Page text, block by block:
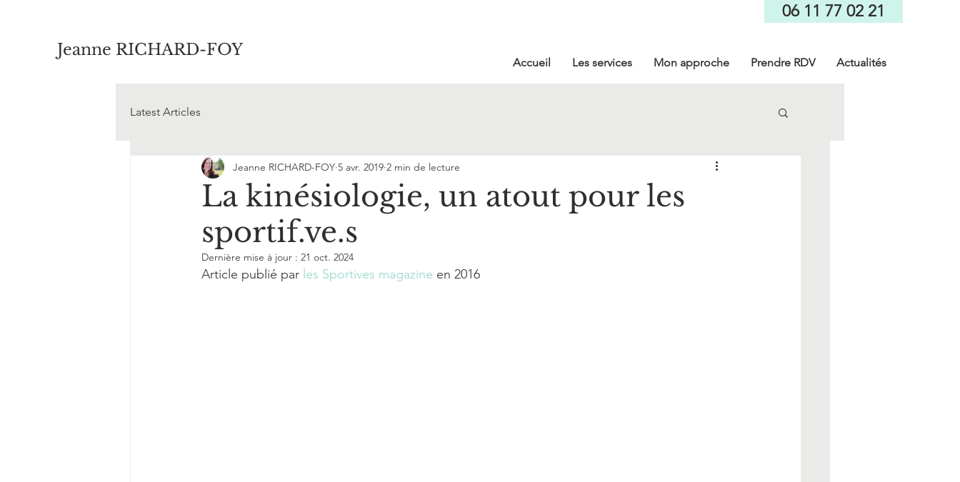
Jeanne RICHARD-FOY
06 11 77 02 21
Accueil Les services Mon approche Prendre RDV Actualités
Latest Articles
La kinésiologie, un atout pour les
sportif.ve.s
Jeanne RICHARD-FOY 5 avr. 2019 2 min de lecture
Dernière mise à jour : 21 oct. 2024
Article publié par les Sportives magazine en 2016